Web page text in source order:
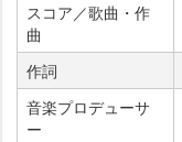
スコア／歌曲・作
曲
作詞
音楽プロデューサ
ー